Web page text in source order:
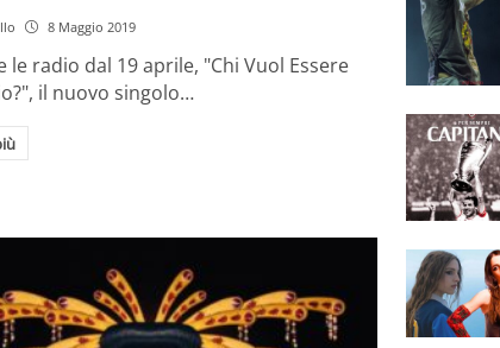
8 Maggio 2019
le radio dal 19 aprile, "Chi Vuol Essere
il nuovo singolo…